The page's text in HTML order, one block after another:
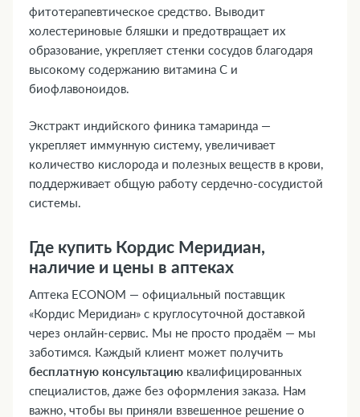
фитотерапевтическое средство. Выводит
холестериновые бляшки и предотвращает их
образование, укрепляет стенки сосудов благодаря
высокому содержанию витамина С и
биофлавоноидов.
Экстракт индийского финика тамаринда —
укрепляет иммунную систему, увеличивает
количество кислорода и полезных веществ в крови,
поддерживает общую работу сердечно-сосудистой
системы.
Где купить Кордис Меридиан,
наличие и цены в аптеках
Аптека ECONOM — официальный поставщик
«Кордис Меридиан» с круглосуточной доставкой
через онлайн-сервис. Мы не просто продаём — мы
заботимся. Каждый клиент может получить
бесплатную консультацию квалифицированных
специалистов, даже без оформления заказа. Нам
важно, чтобы вы приняли взвешенное решение о